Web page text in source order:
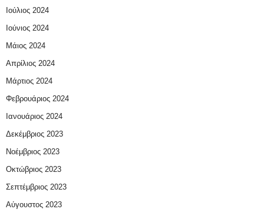
Ιούλιος 2024
Ιούνιος 2024
Μάιος 2024
Απρίλιος 2024
Μάρτιος 2024
Φεβρουάριος 2024
Ιανουάριος 2024
Δεκέμβριος 2023
Νοέμβριος 2023
Οκτώβριος 2023
Σεπτέμβριος 2023
Αύγουστος 2023